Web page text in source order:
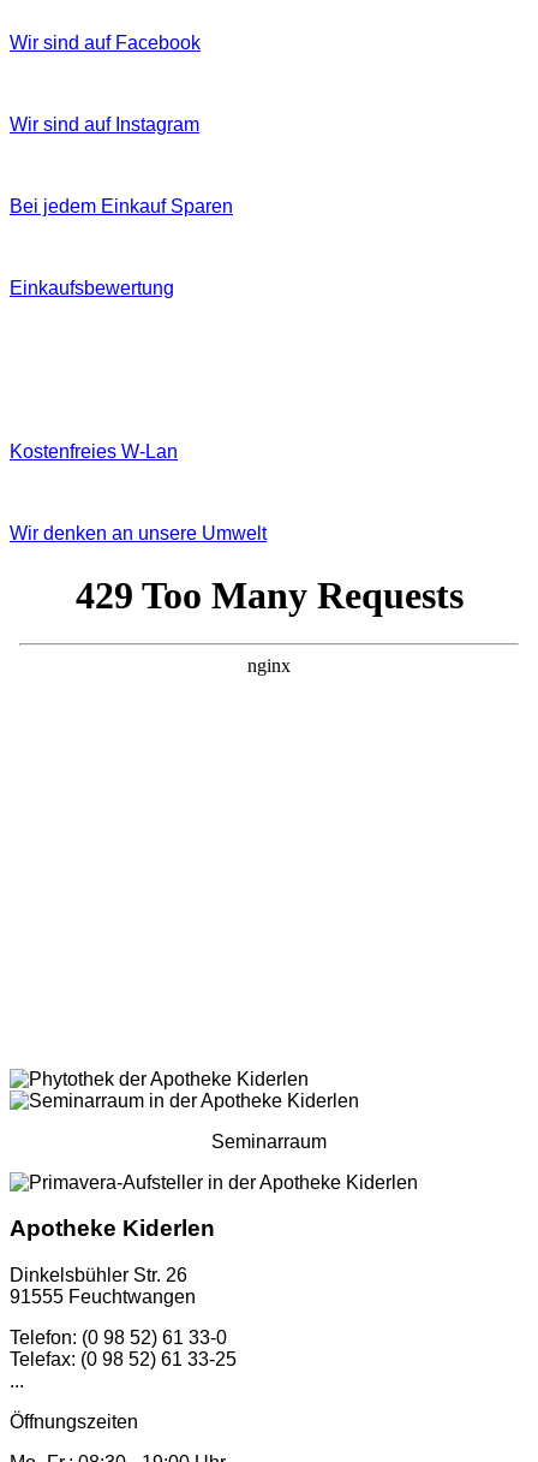
Wir sind auf Facebook
Wir sind auf Instagram
Bei jedem Einkauf Sparen
Einkaufsbewertung
Kostenfreies W‐Lan
Wir denken an unsere Umwelt
Seminarraum
Apotheke Kiderlen
Dinkelsbühler Str. 26
91555 Feuchtwangen
Telefon: (0 98 52) 61 33-0
Telefax: (0 98 52) 61 33-25
...
Öffnungszeiten